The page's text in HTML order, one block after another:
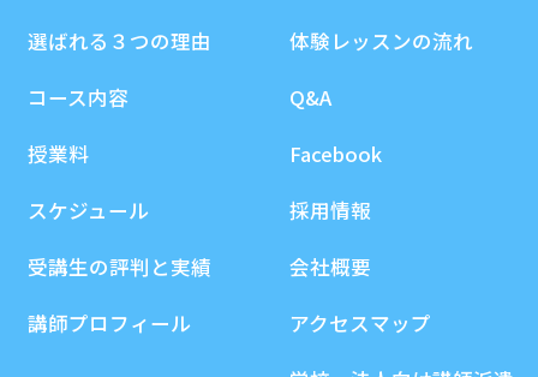
選ばれる３つの理由
コース内容
授業料
スケジュール
受講生の評判と実績
講師プロフィール
体験レッスンの流れ
Q&A
Facebook
採用情報
会社概要
アクセスマップ